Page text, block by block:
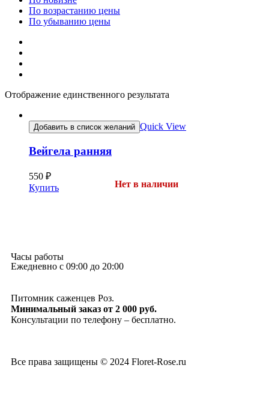
По возрастанию цены
По убыванию цены
Отображение единственного результата
Добавить в список желаний Quick View
Вейгела ранняя
550 ₽
Купить
Нет в наличии
Часы работы
Ежедневно с 09:00 до 20:00
Питомник саженцев Роз.
Минимальный заказ от 2 000 руб.
Консультации по телефону – бесплатно.
Все права защищены © 2024 Floret-Rose.ru